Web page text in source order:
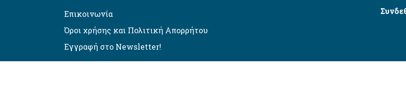
Επικοινωνία
Όροι χρήσης και Πολιτική Απορρήτου
Εγγραφή στο Newsletter!